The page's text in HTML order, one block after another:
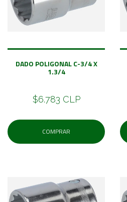
DADO POLIGONAL C-3/4 X
1.3/4
$6.783 CLP
COMPRAR